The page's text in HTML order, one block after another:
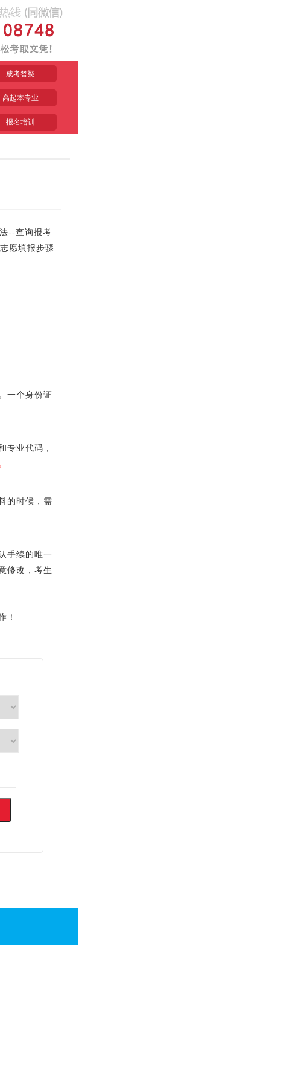
成考答疑
高起本专业
报名培训
--查询报考
愿填报步骤
一个身份证
业代码，
的时候，需
手续的唯一
修改，考生
！